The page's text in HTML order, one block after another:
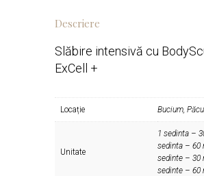
Descriere
Slăbire intensivă cu
ExCell +
Locație Bucium,
Unitate
1 sedinta –
sedinta – 60
sedinte – 30
sedinte – 60